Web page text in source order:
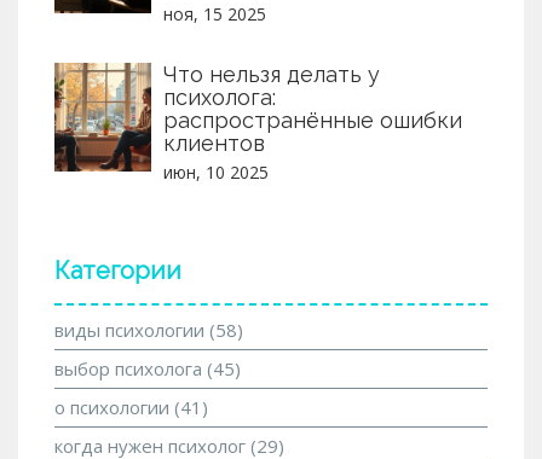
ноя, 15 2025
Что нельзя делать у
психолога:
распространённые ошибки
клиентов
июн, 10 2025
Категории
виды психологии (58)
выбор психолога (45)
о психологии (41)
когда нужен психолог (29)